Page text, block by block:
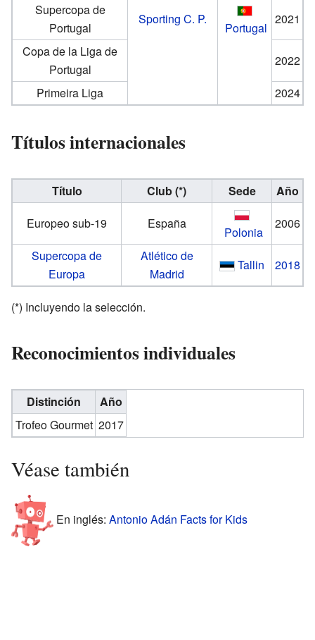
Sporting C. P.
Portugal
Supercopa de
Portugal
2021
Copa de la Liga de
Portugal
2022
Primeira Liga
2024
Títulos internacionales
Título Club (*) Sede
Año
Europeo sub-19
España
Polonia
2006
Supercopa de
Europa
Atlético de
Madrid
Tallin 2018
(*) Incluyendo la selección.
Reconocimientos individuales
Distinción
Año
Trofeo Gourmet 2017
Véase también
En inglés: Antonio Adán Facts for Kids